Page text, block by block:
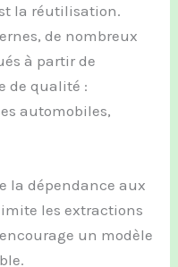
la réutilisation.
de nombreux
à partir de
de qualité :
automobiles,
la dépendance aux
les extractions
un modèle